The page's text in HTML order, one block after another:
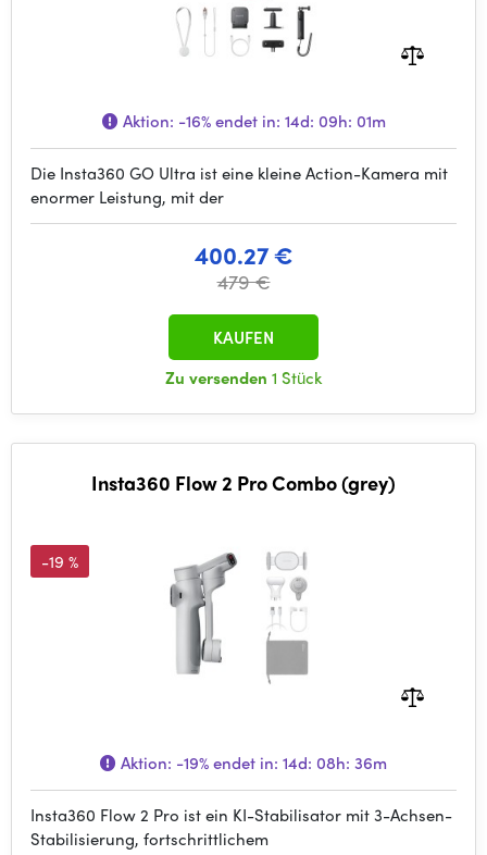
Aktion: -16%endet in: 14d: 09h: 01m
Die Insta360 GO Ultra ist eine kleine Action-Kamera mit
enormer Leistung, mit der
400.27 €
479 €
Zu versenden 1 Stück
KAUFEN
Insta360 Flow 2 Pro Combo (grey)
-19 %
Aktion: -19%endet in: 14d: 08h: 36m
Insta360 Flow 2 Pro ist ein KI-Stabilisator mit 3-Achsen-
Stabilisierung, fortschrittlichem